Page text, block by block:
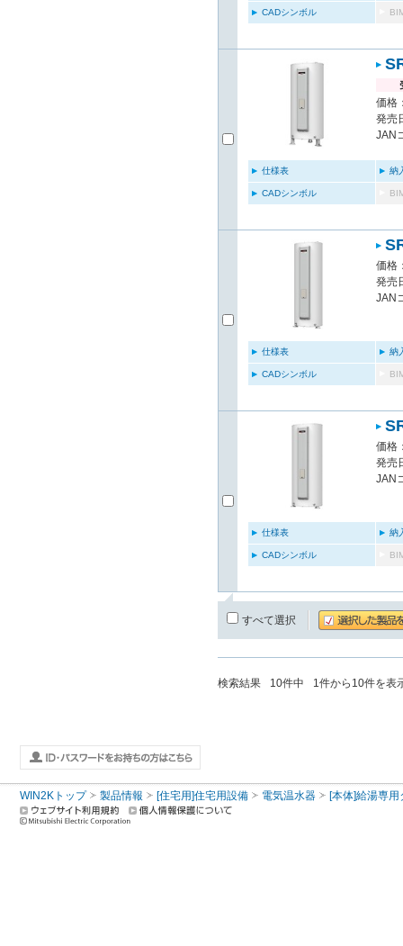
CADシンボル
価格
発売
JAN
仕様表 納
CADシンボル
価格
発売
JAN
仕様表 納
CADシンボル
価格
発売
JAN
仕様表 納
CADシンボル
すべて選択
検索結果 10件中 1件から 10件を表
WIN2Kトップ 製品情報 [住宅用]住宅用設備 電気温水器 [本体]給湯専用